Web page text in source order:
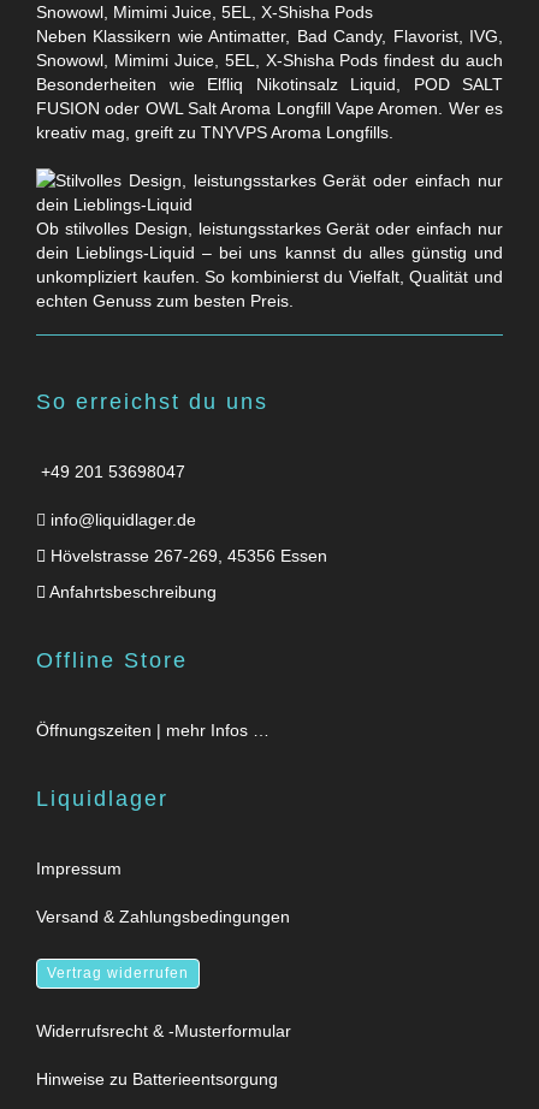
Neben Klassikern wie Antimatter, Bad Candy, Flavorist, IVG,
Snowowl, Mimimi Juice, 5EL, X-Shisha Pods findest du auch
Besonderheiten wie Elfliq Nikotinsalz Liquid, POD SALT
FUSION oder OWL Salt Aroma Longfill Vape Aromen. Wer es
kreativ mag, greift zu TNYVPS Aroma Longfills.
Ob stilvolles Design, leistungsstarkes Gerät oder einfach nur
dein Lieblings-Liquid – bei uns kannst du alles günstig und
unkompliziert kaufen. So kombinierst du Vielfalt, Qualität und
echten Genuss zum besten Preis.
So erreichst du uns
+49 201 53698047
info@liquidlager.de
Hövelstrasse 267-269, 45356 Essen
Anfahrtsbeschreibung
Offline Store
Öffnungszeiten | mehr Infos …
Liquidlager
Impressum
Versand & Zahlungsbedingungen
Vertrag widerrufen
Widerrufsrecht & -Musterformular
Hinweise zu Batterieentsorgung